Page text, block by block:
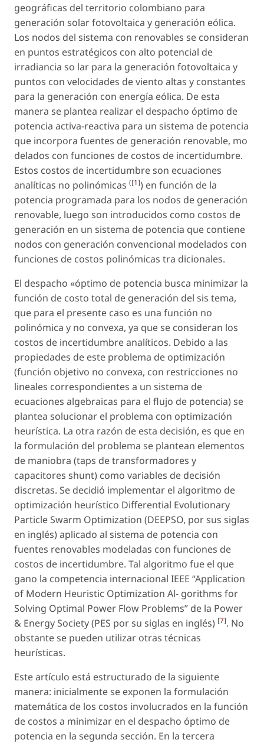
geográficas del territorio colombiano para
generación solar fotovoltaica y generación eólica.
Los nodos del sistema con renovables se consideran
en puntos estratégicos con alto potencial de
irradiancia so lar para la generación fotovoltaica y
puntos con velocidades de viento altas y constantes
para la generación con energía eólica. De esta
manera se plantea realizar el despacho óptimo de
potencia activa-reactiva para un sistema de potencia
que incorpora fuentes de generación renovable, mo
delados con funciones de costos de incertidumbre.
Estos costos de incertidumbre son ecuaciones
analíticas no polinómicas ([1]) en función de la
potencia programada para los nodos de generación
renovable, luego son introducidos como costos de
generación en un sistema de potencia que contiene
nodos con generación convencional modelados con
funciones de costos polinómicas tra dicionales.
El despacho «óptimo de potencia busca minimizar la
función de costo total de generación del sis tema,
que para el presente caso es una función no
polinómica y no convexa, ya que se consideran los
costos de incertidumbre analíticos. Debido a las
propiedades de este problema de optimización
(función objetivo no convexa, con restricciones no
lineales correspondientes a un sistema de
ecuaciones algebraicas para el flujo de potencia) se
plantea solucionar el problema con optimización
heurística. La otra razón de esta decisión, es que en
la formulación del problema se plantean elementos
de maniobra (taps de transformadores y
capacitores shunt) como variables de decisión
discretas. Se decidió implementar el algoritmo de
optimización heurístico Differential Evolutionary
Particle Swarm Optimization (DEEPSO, por sus siglas
en inglés) aplicado al sistema de potencia con
fuentes renovables modeladas con funciones de
costos de incertidumbre. Tal algoritmo fue el que
gano la competencia internacional IEEE “Application
of Modern Heuristic Optimization Al- gorithms for
Solving Optimal Power Flow Problems” de la Power
& Energy Society (PES por su siglas en inglés) [7]. No
obstante se pueden utilizar otras técnicas
heurísticas.
Este artículo está estructurado de la siguiente
manera: inicialmente se exponen la formulación
matemática de los costos involucrados en la función
de costos a minimizar en el despacho óptimo de
potencia en la segunda sección. En la tercera